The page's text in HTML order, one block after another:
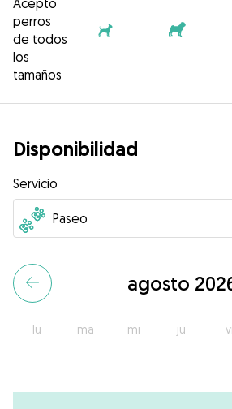
Acepto
perros
de todos
los
tamaños
Disponibilidad
Servicio
agosto
lu ma mi ju vi